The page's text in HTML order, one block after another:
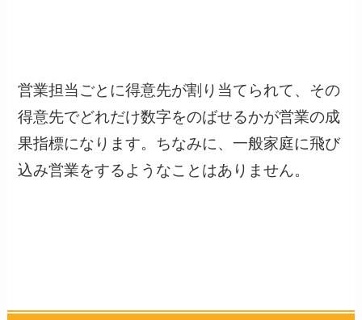
営業担当ごとに得意先が割り当てられて、その
得意先でどれだけ数字をのばせるかが営業の成
果指標になります。ちなみに、一般家庭に飛び
込み営業をするようなことはありません。